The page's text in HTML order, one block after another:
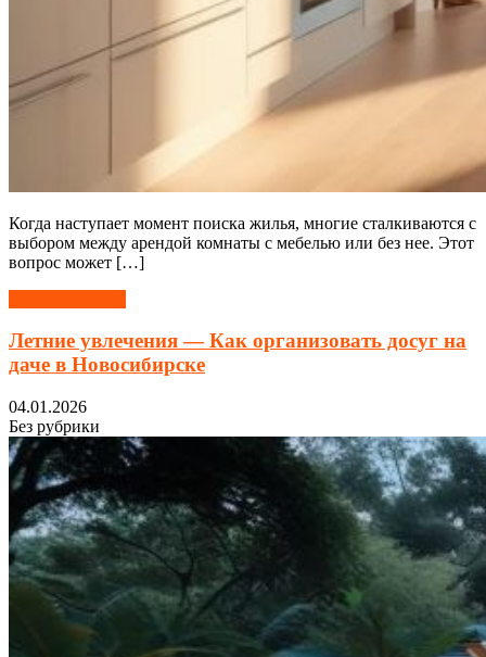
Когда наступает момент поиска жилья, многие сталкиваются с
выбором между арендой комнаты с мебелью или без нее. Этот
вопрос может […]
Летние увлечения — Как организовать досуг на
даче в Новосибирске
04.01.2026
Без рубрики